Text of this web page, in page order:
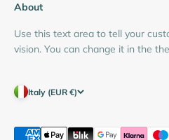
About
Use this text area to tell your
vision. You can change it in the
Italy (EUR €)